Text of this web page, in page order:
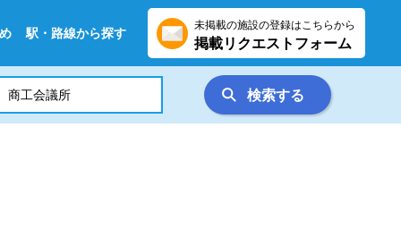
駅・路線から探す
未掲載の施設の登録はこちらから
掲載リクエストフォーム
検索する